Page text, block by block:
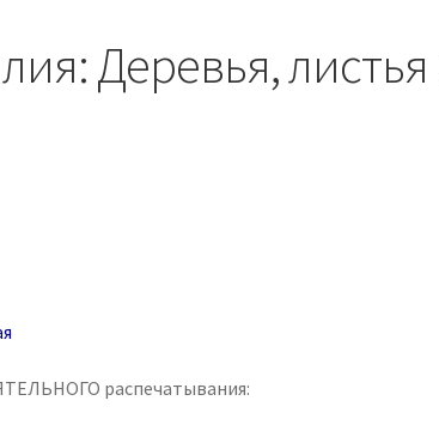
Деревья,
распечатывания: